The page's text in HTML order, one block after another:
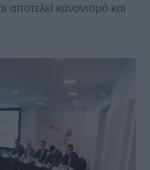
αποτελεί κανονισμό και